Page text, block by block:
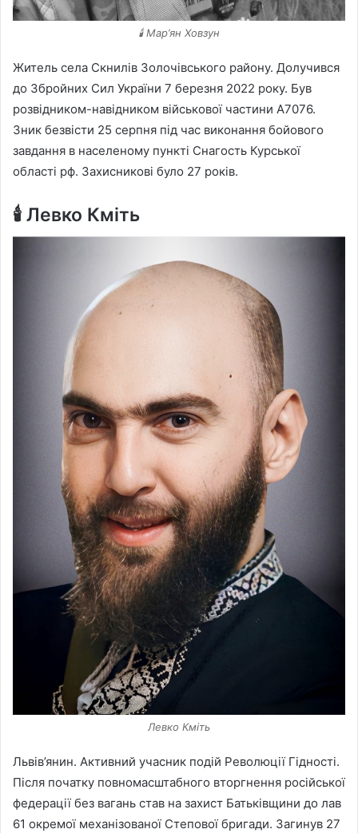
🕯️ Мар’ян Ховзун
Житель села Скнилів Золочівського району. Долучився
до Збройних Сил України 7 березня 2022 року. Був
розвідником-навідником військової частини А7076.
Зник безвісти 25 серпня під час виконання бойового
завдання в населеному пункті Снагость Курської
області рф. Захисникові було 27 років.
🕯️ Левко Кміть
Левко Кміть
Львів’янин. Активний учасник подій Революції Гідності.
Після початку повномасштабного вторгнення російської
федерації без вагань став на захист Батьківщини до лав
61 окремої механізованої Степової бригади. Загинув 27